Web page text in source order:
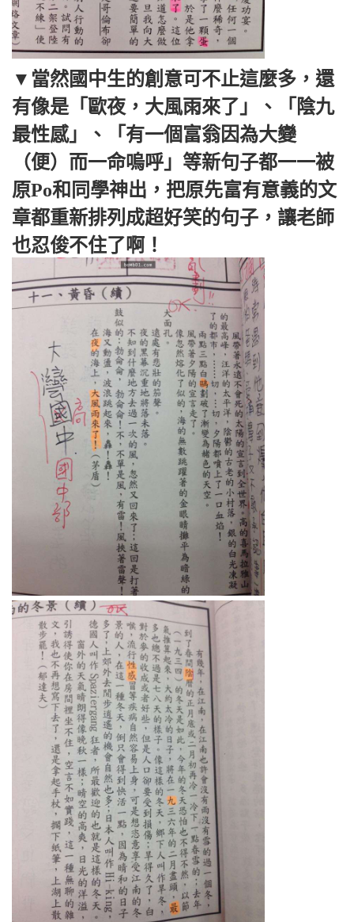
▼當然國中生的創意可不止這麼多，還
有像是「歐夜，大風雨來了」、「陰九
最性感」、「有一個富翁因為大變
（便）而一命嗚呼」等新句子都一一被
原Po和同學神出，把原先富有意義的文
章都重新排列成超好笑的句子，讓老師
也忍俊不住了啊！